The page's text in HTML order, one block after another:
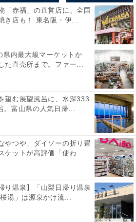
「赤福」の直営店に、全国
き店も！ 東名阪・伊...
県内最大級マーケットか
た直売所まで。ファー...
望む展望風呂に、水深333
。富山県の人気日帰...
やつや」ダイソーの折り畳
ケットが高評価「使わ...
り温泉】「山梨日帰り温泉
湯」は源泉かけ流...